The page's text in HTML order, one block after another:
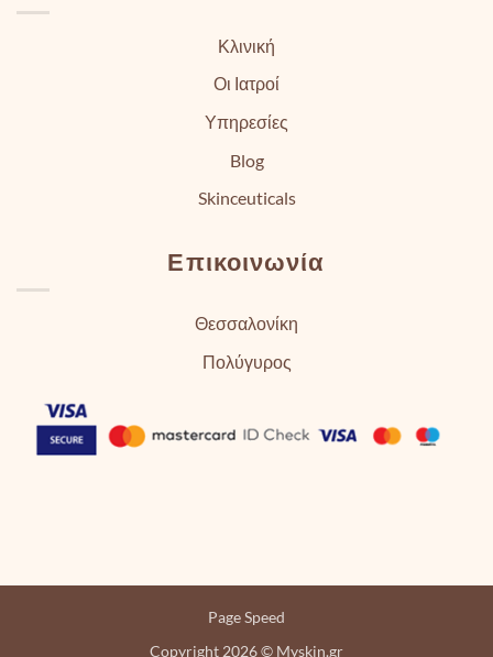
Κλινική
Οι Ιατροί
Υπηρεσίες
Blog
Skinceuticals
Επικοινωνία
Θεσσαλονίκη
Πολύγυρος
Page Speed
Copyright 2026 © Myskin.gr